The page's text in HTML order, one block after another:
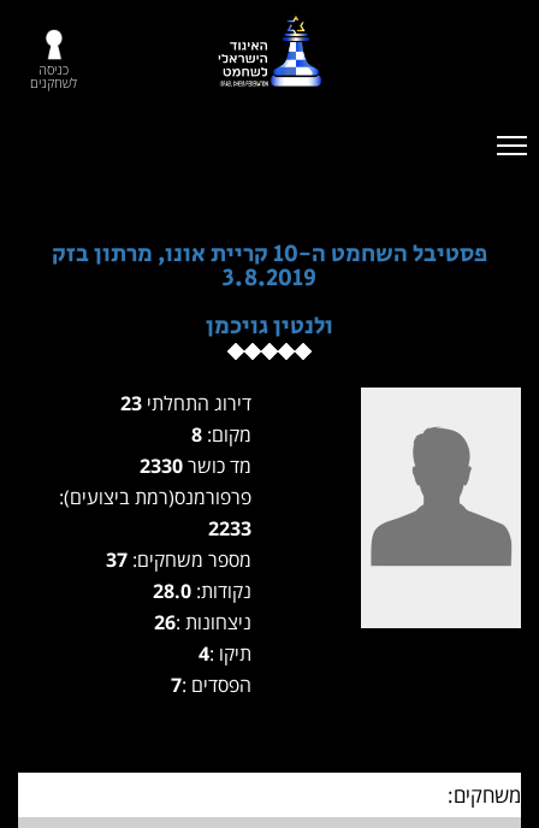
כניסה
לשחקנים
פסטיבל השחמט ה-10 קריית אונו, מרתון בזק
3.8.2019
ולנטין גויכמן
דירוג התחלתי
מקום:
מד כושר
פרפורמנס(רמת ביצועים):
2233
מספר משחקים:
נקודות: 28.0
ניצחונות :26
תיקו :4
הפסדים :7
משחקים: